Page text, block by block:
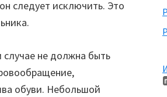
следует исключить. Это
случае не должна быть
обуви. Небольшой